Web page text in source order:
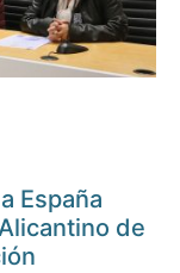
España
de